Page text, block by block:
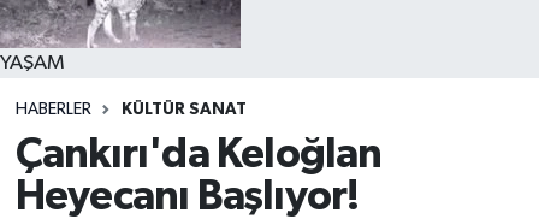
YAŞAM
HABERLER KÜLTÜR SANAT
Çankırı'da Keloğlan
Heyecanı Başlıyor!